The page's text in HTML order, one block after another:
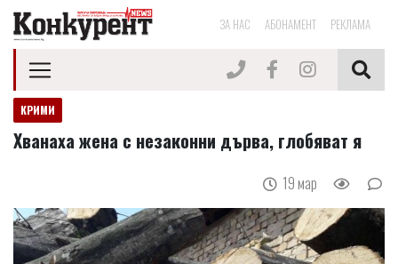
ЗА НАС АБОНАМЕНТ РЕКЛАМА
КРИМИ
Хванаха жена с незаконни дърва, глобяват я
19 мар